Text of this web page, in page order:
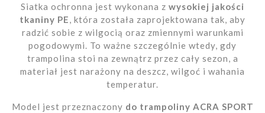
Siatka ochronna jest wykonana z wysokiej jakości
tkaniny PE, która została zaprojektowana tak, aby
radzić sobie z wilgocią oraz zmiennymi warunkami
pogodowymi. To ważne szczególnie wtedy, gdy
trampolina stoi na zewnątrz przez cały sezon, a
materiał jest narażony na deszcz, wilgoć i wahania
temperatur.
Model jest przeznaczony do trampoliny ACRA SPORT